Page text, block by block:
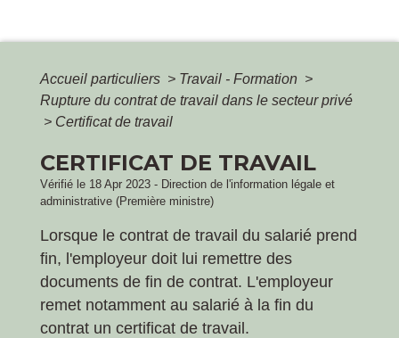
Accueil particuliers > Travail - Formation >
Rupture du contrat de travail dans le secteur privé
> Certificat de travail
CERTIFICAT DE TRAVAIL
Vérifié le 18 Apr 2023 - Direction de l'information légale et
administrative (Première ministre)
Lorsque le contrat de travail du salarié prend
fin, l'employeur doit lui remettre des
documents de fin de contrat. L'employeur
remet notamment au salarié à la fin du
contrat un certificat de travail.